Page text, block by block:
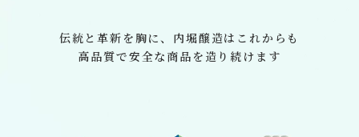
伝統と革新を胸に、 内堀醸造はこれからも
高品質で安全な商品を造り続けます